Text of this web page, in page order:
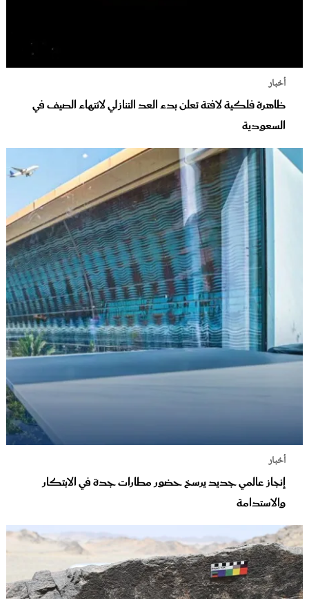
أخبار
ظاهرة فلكية لافتة تعلن بدء العد التنازلي لانتهاء الصيف في
السعودية
أخبار
إنجاز عالمي جديد يرسخ حضور مطارات جدة في الابتكار
والاستدامة